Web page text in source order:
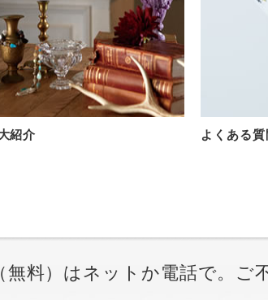
紹介 よくある質
無料）はネットか電話で。